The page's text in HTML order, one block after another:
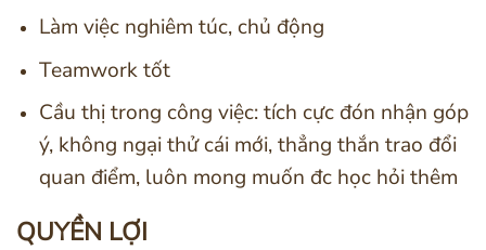
Làm việc nghiêm túc, chủ động
Teamwork tốt
Cầu thị trong công việc: tích cực đón nhận góp
ý, không ngại thử cái mới, thẳng thắn trao đổi
quan điểm, luôn mong muốn đc học hỏi thêm
QUYỀN LỢI